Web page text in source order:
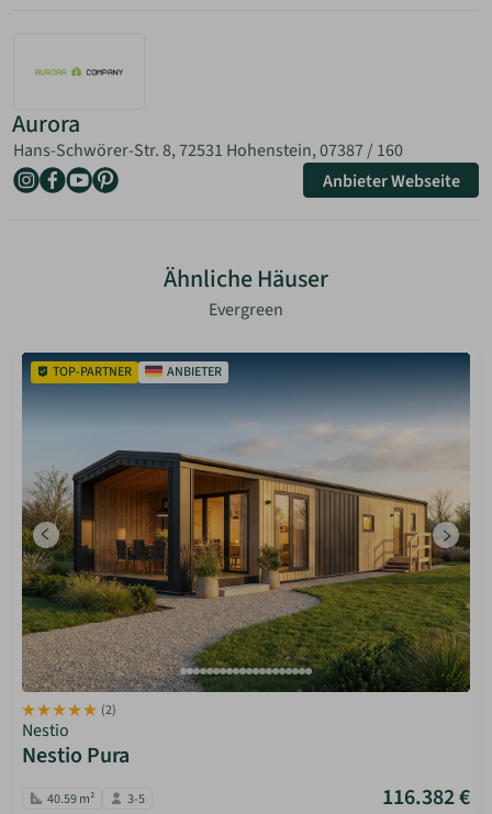
Aurora
Hans-Schwörer-Str. 8, 72531 Hohenstein,07387 / 160
Anbieter Webseite
Ähnliche Häuser
Evergreen
TOP-PARTNER ANBIETER
(2)
Nestio
Nestio Pura
40.59 m² 3-5 116.382 €